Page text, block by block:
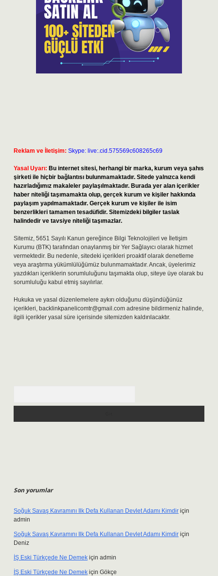
Reklam ve İletişim: Skype: live:.cid.575569c608265c69
Yasal Uyarı: Bu internet sitesi, herhangi bir marka, kurum veya şahıs
şirketi ile hiçbir bağlantısı bulunmamaktadır. Sitede yalnızca kendi
hazırladığımız makaleler paylaşılmaktadır. Burada yer alan içerikler
haber niteliği taşımamakta olup, gerçek kurum ve kişiler hakkında
paylaşım yapılmamaktadır. Gerçek kurum ve kişiler ile isim
benzerlikleri tamamen tesadüfidir. Sitemizdeki bilgiler taslak
halindedir ve tavsiye niteliği taşımazlar.
Sitemiz, 5651 Sayılı Kanun gereğince Bilgi Teknolojileri ve İletişim
Kurumu (BTK) tarafından onaylanmış bir Yer Sağlayıcı olarak hizmet
vermektedir. Bu nedenle, sitedeki içerikleri proaktif olarak denetleme
veya araştırma yükümlülüğümüz bulunmamaktadır. Ancak, üyelerimiz
yazdıkları içeriklerin sorumluluğunu taşımakta olup, siteye üye olarak bu
sorumluluğu kabul etmiş sayılırlar.
Hukuka ve yasal düzenlemelere aykırı olduğunu düşündüğünüz
içerikleri, backlinkpanelicomtr@gmail.com adresine bildirmeniz halinde,
ilgili içerikler yasal süre içerisinde sitemizden kaldırılacaktır.
Son yorumlar
Soğuk Savaş Kavramını Ilk Defa Kullanan Devlet Adamı Kimdir için
admin
Soğuk Savaş Kavramını Ilk Defa Kullanan Devlet Adamı Kimdir için
Deniz
İŞ Eski Türkçede Ne Demek için admin
İŞ Eski Türkçede Ne Demek için Gökçe